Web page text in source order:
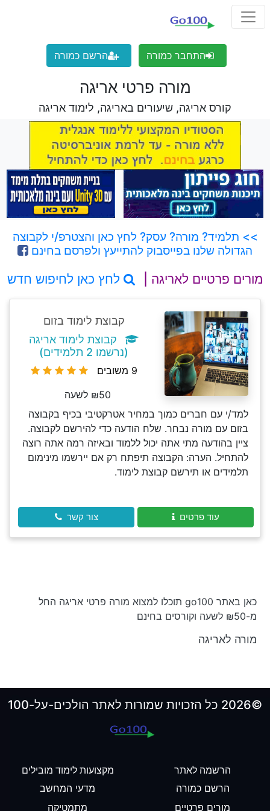
התחבר כמורה הרשם כמורה
מורה פרטי אריגה
קורס אריגה, שיעורים באריגה, לימוד אריגה
>> תלמיד? מורה? עסק? לחץ כאן והצטרפ/י לקבוצה
הגדולה שלנו בפייסבוק להתייעץ ולפרסם בחינם
מורים פרטיים לאריגה | לחץ כאן לחיפוש חדש
קבוצת לימוד בזום
קבוצת לימוד אריגה
(נרשמו 2 תלמידים)
9 משובים
₪50 לשעה
למד/י עם חברים כמוך במחיר אטרקטיבי בכיף בקבוצה
בזום עם מורה נבחר. שלח הודעה כדי להירשם לקבוצה.
ציין בהודעה מתי אתה יכול ללמוד ובאיזה רמה אתה רוצה
להתחיל. הערה: הקבוצה תיפתח רק אם יירשמו מינימום
תלמידים או תירשם קבוצת לימוד.
עוד פרטים צור קשר
כאן באתר go100 תוכלו למצוא מורה פרטי אריגה החל
מ-₪50 לשעה וקורסים בחינם
מורה לאריגה
©2026 כל הזכויות שמורות לאתר הולכים-על-100
הרשמה לאתר
הרשם כמורה
מורים פרטיים
מקצועות לימוד מובילים
מדעי המחשב
מתמטיקה